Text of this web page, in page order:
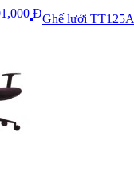
ĐGhế lưới TT125A